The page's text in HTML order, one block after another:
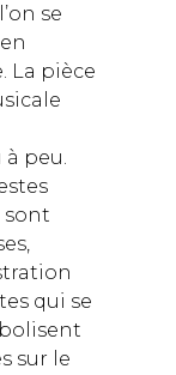
se
La pièce
peu.
sont
qui se
sur le